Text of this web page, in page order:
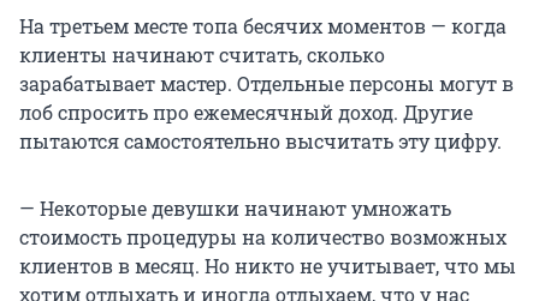
На третьем месте топа бесячих моментов — когда
клиенты начинают считать, сколько
зарабатывает мастер. Отдельные персоны могут в
лоб спросить про ежемесячный доход. Другие
пытаются самостоятельно высчитать эту цифру.
— Некоторые девушки начинают умножать
стоимость процедуры на количество возможных
клиентов в месяц. Но никто не учитывает, что мы
хотим отдыхать и иногда отдыхаем, что у нас